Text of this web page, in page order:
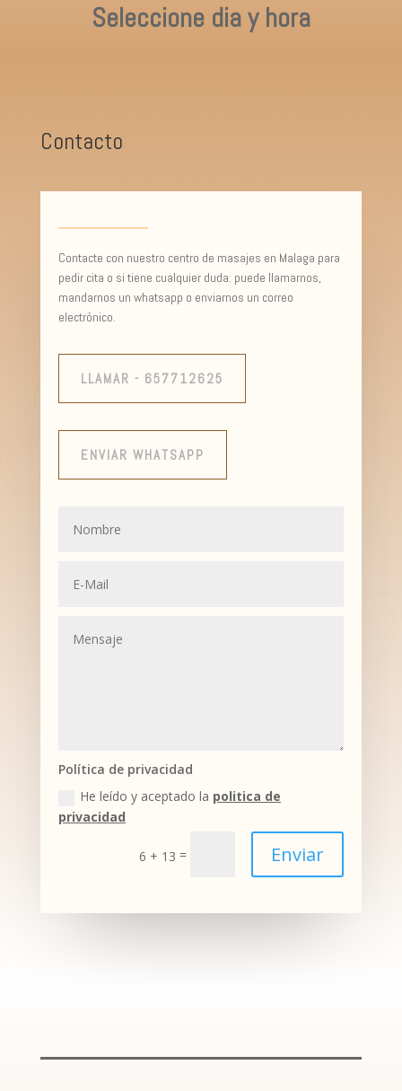
Seleccione dia y hora
Contacto
Contacte con nuestro centro de masajes en Malaga para
pedir cita o si tiene cualquier duda: puede llamarnos,
mandarnos un whatsapp o enviarnos un correo
electrónico.
LLAMAR - 657712625
ENVIAR WHATSAPP
Política de privacidad
He leído y aceptado la politica de
privacidad
6 + 13 = Enviar